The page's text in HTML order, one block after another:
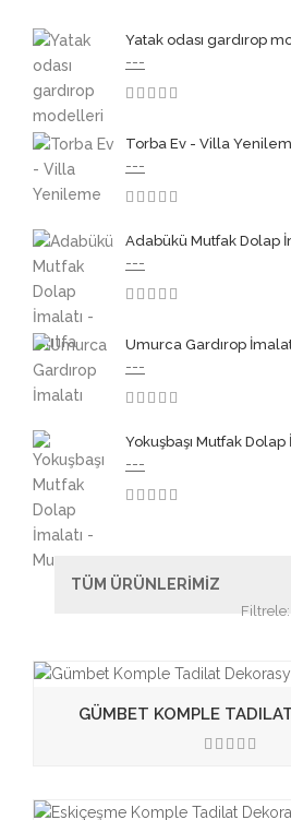
Yatak odası gardırop
---
Torba Ev - Villa
---
Adabükü Mutfak Dolap
---
Umurca Gardırop
---
Yokuşbaşı Mutfak Dolap
---
TÜM ÜRÜNLERİMİZ
Filtrele:
GÜMBET KOMPLE